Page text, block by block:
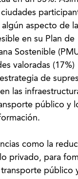
algún aspecto de la
en su Plan de
Sostenible
valoradas (17%)
de
las
público y
como la
privado, para
público